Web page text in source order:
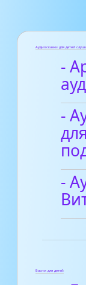
Аудиосказки для детей
-
-
-
Басни для детей